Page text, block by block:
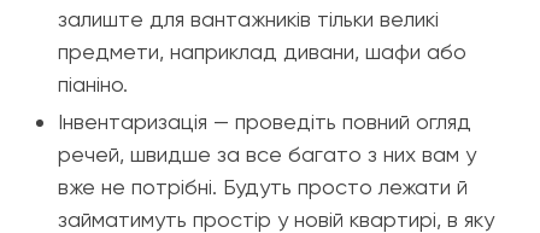
залиште для вантажників тільки великі
предмети, наприклад дивани, шафи або
піаніно.
Інвентаризація — проведіть повний огляд
речей, швидше за все багато з них вам у
вже не потрібні. Будуть просто лежати й
займатимуть простір у новій квартирі, в яку